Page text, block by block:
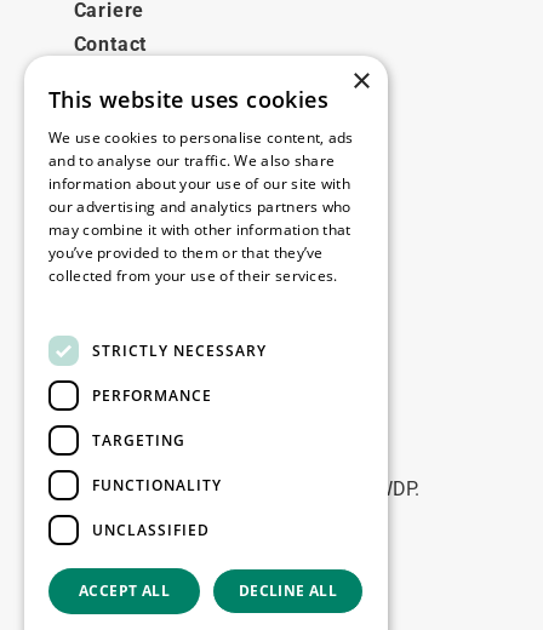
Cariere
Contact
Legale
Disclaimer
Privacy policy
Cookie policy
Contact
Fii la curent
Rămâneți la curent: abonați-vă la
newsletterele noastre de Marketing WDP.
Copyright © 2026
×
This website uses cookies
We use cookies to personalise content, ads
and to analyse our traffic. We also share
information about your use of our site with
our advertising and analytics partners who
may combine it with other information that
you’ve provided to them or that they’ve
collected from your use of their services.
STRICTLY NECESSARY
PERFORMANCE
TARGETING
FUNCTIONALITY
UNCLASSIFIED
ACCEPT ALL DECLINE ALL